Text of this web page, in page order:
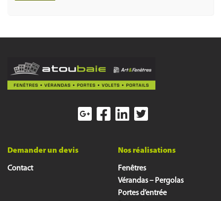
Demander un devis
Contact
Nos réalisations
Fenêtres
Vérandas – Pergolas
Portes d’entrée